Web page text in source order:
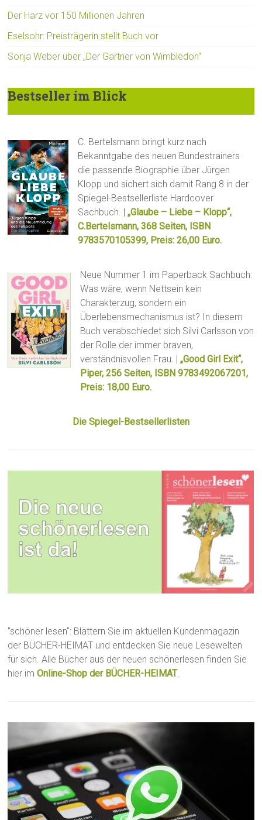
Der Harz vor 150 Millionen Jahren
Eselsohr: Preisträgerin stellt Buch vor
Sonja Weber über „Der Gärtner von Wimbledon“
Bestseller im Blick
C. Bertelsmann bringt kurz nach
Bekanntgabe des neuen Bundestrainers
die passende Biographie über Jürgen
Klopp und sichert sich damit Rang 8 in der
Spiegel-Bestsellerliste Hardcover
Sachbuch. |„Glaube – Liebe – Klopp“,
C.Bertelsmann, 368 Seiten, ISBN
9783570105399, Preis: 26,00 Euro.
Neue Nummer 1 im Paperback Sachbuch:
Was wäre, wenn Nettsein kein
Charakterzug, sondern ein
Überlebensmechanismus ist? In diesem
Buch verabschiedet sich Silvi Carlsson von
der Rolle der immer braven,
verständnisvollen Frau. |„Good Girl Exit“,
Piper, 256 Seiten, ISBN 9783492067201,
Preis: 18,00 Euro.
Die Spiegel-Bestsellerlisten
"schöner lesen": Blättern Sie im aktuellen Kundenmagazin
der BÜCHER-HEIMAT und entdecken Sie neue Lesewelten
für sich. Alle Bücher aus der neuen schönerlesen finden Sie
hier imOnline-Shop der BÜCHER-HEIMAT.